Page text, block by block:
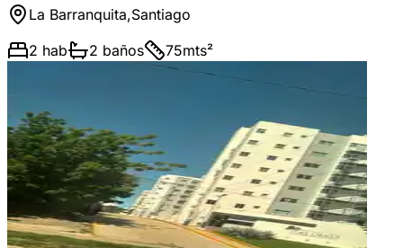
La Barranquita,Santiago
2 hab 2 baños 75mts²